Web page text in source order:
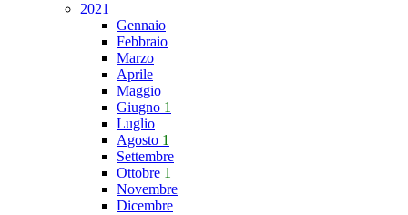
2021
Gennaio
Febbraio
Marzo
Aprile
Maggio
Giugno 1
Luglio
Agosto 1
Settembre
Ottobre 1
Novembre
Dicembre